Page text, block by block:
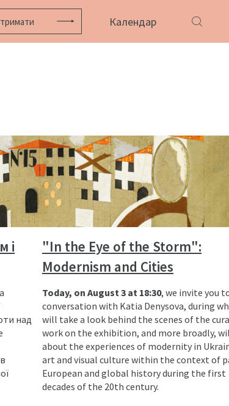
Календар
і
над
"In the Eye of the Storm":
Modernism and Cities
Today, on August 3 at 18:30, we invite you
conversation with Katia Denysova, during
will take a look behind the scenes of the
work on the exhibition, and more broadly,
about the experiences of modernity in
art and visual culture within the context of
European and global history during the first
decades of the 20th century.